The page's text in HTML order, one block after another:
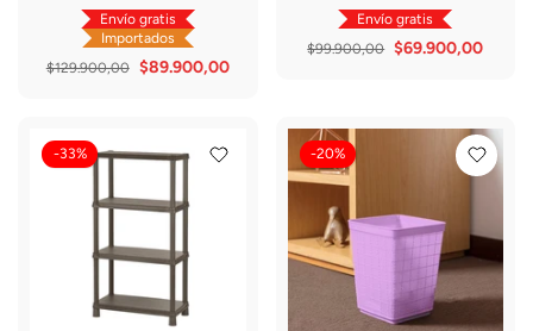
Envío gratis
Importados
$129.900,00 $89.900,00
Envío gratis
$99.900,00 $69.900,00
-33% -20%